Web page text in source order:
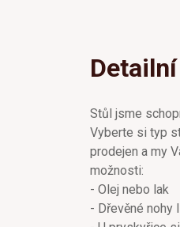
Stůl jsme
Vyberte si typ
prodejen a my
možnosti:
- Olej nebo lak
- Dřevěné nohy